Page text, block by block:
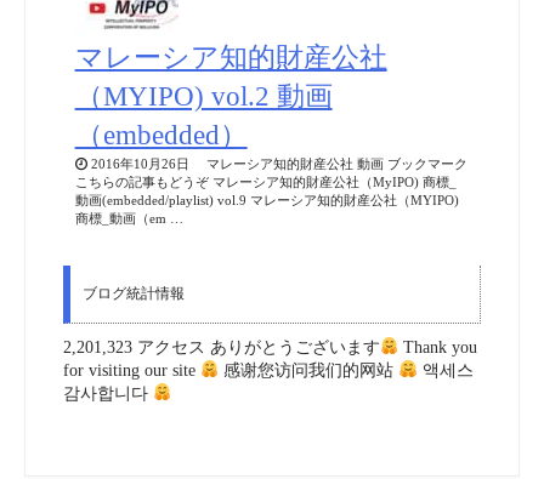
マレーシア知的財産公社
（MYIPO) vol.2 動画
（embedded）
2016年10月26日 マレーシア知的財産公社 動画 ブックマーク
こちらの記事もどうぞ マレーシア知的財産公社（MyIPO) 商標_
動画(embedded/playlist) vol.9 マレーシア知的財産公社（MYIPO)
商標_動画（em …
ブログ統計情報
2,201,323 アクセス ありがとうございます
Thank you
for visiting our site
感谢您访问我们的网站
액세스
감사합니다